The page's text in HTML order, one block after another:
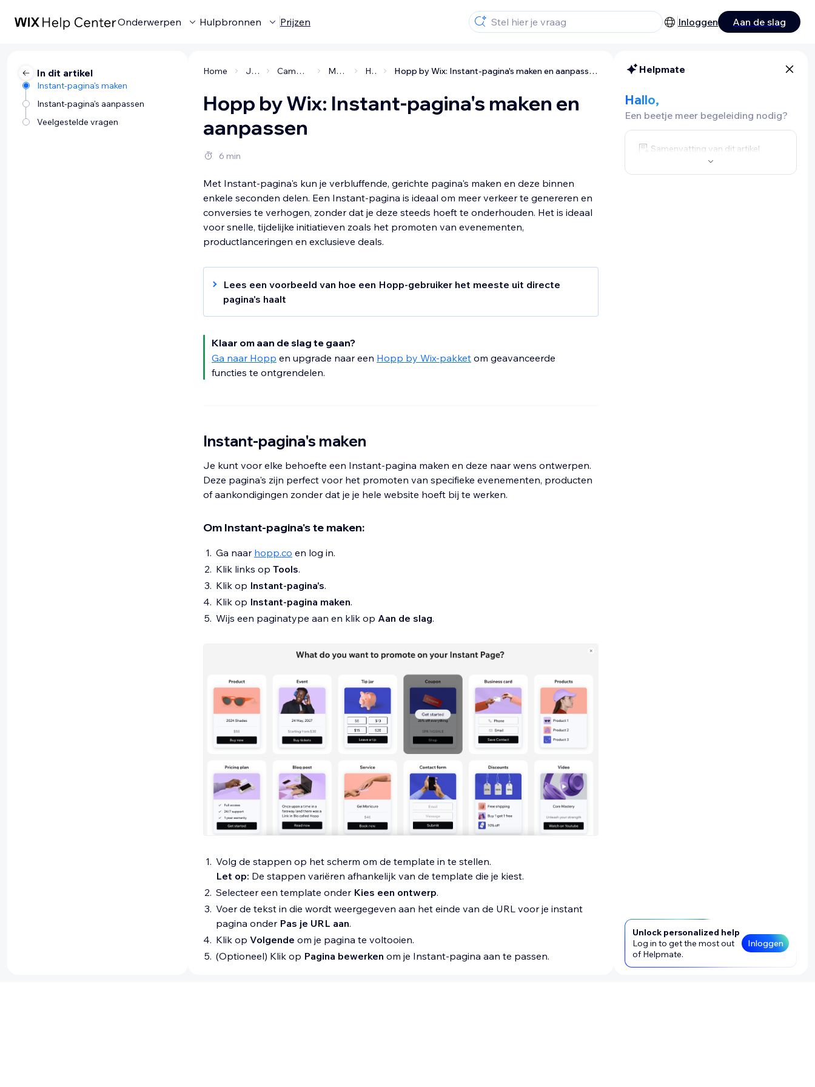
Onderwerpen Hulpbronnen Prijzen Inloggen Aan de slag
In dit artikel
Instant-pagina's maken
Instant-pagina's aanpassen
Veelgestelde vragen
Home Je website promoten Campagnes en betaalde advertenties Marketing via social media Hopp by Wix Hopp by Wix: Instant-pagina's maken en aanpassen
Hopp by Wix: Instant-pagina's maken en
aanpassen
6 min
Met Instant-pagina's kun je verbluffende, gerichte pagina's maken en deze binnen
enkele seconden delen. Een Instant-pagina is ideaal om meer verkeer te genereren en
conversies te verhogen, zonder dat je deze steeds hoeft te onderhouden. Het is ideaal
voor snelle, tijdelijke initiatieven zoals het promoten van evenementen,
productlanceringen en exclusieve deals.
Lees een voorbeeld van hoe een Hopp-gebruiker het meeste uit directe
pagina's haalt
Christie heeft een succesvolle reisnieuwsbrief en Instagram-account waar ze
Christie is ook de nieuwste online ambassadeur voor een grote winkel voor
outdoorartikelen. Om deze nieuwe samenwerking te promoten, maakt ze een
waarmee ze haar publiek op een directe manier kan aanmelden voor tickets
voor haar groepsreizen die ze zal organiseren.
Klaar om aan de slag te gaan?
Ga naar Hopp en upgrade naar een Hopp by Wix-pakket om geavanceerde
functies te ontgrendelen.
Instant-pagina's maken
Je kunt voor elke behoefte een Instant-pagina maken en deze naar wens ontwerpen.
Deze pagina's zijn perfect voor het promoten van specifieke evenementen, producten
of aankondigingen zonder dat je je hele website hoeft bij te werken.
Om Instant-pagina's te maken:
Ga naar hopp.co en log in.
Klik links op Tools.
Klik op Instant-pagina's.
Klik op Instant-pagina maken.
Wijs een paginatype aan en klik op Aan de slag.
Volg de stappen op het scherm om de template in te stellen.
Let op: De stappen variëren afhankelijk van de template die je kiest.
Selecteer een template onder Kies een ontwerp.
Voer de tekst in die wordt weergegeven aan het einde van de URL voor je instant
pagina onder Pas je URL aan.
Klik op Volgende om je pagina te voltooien.
(Optioneel) Klik op Pagina bewerken om je Instant-pagina aan te passen.
Helpmate
Hallo,
Een beetje meer begeleiding nodig?
Samenvatting van dit artikel
Unlock personalized help
Log in to get the most out
of Helpmate.
Inloggen